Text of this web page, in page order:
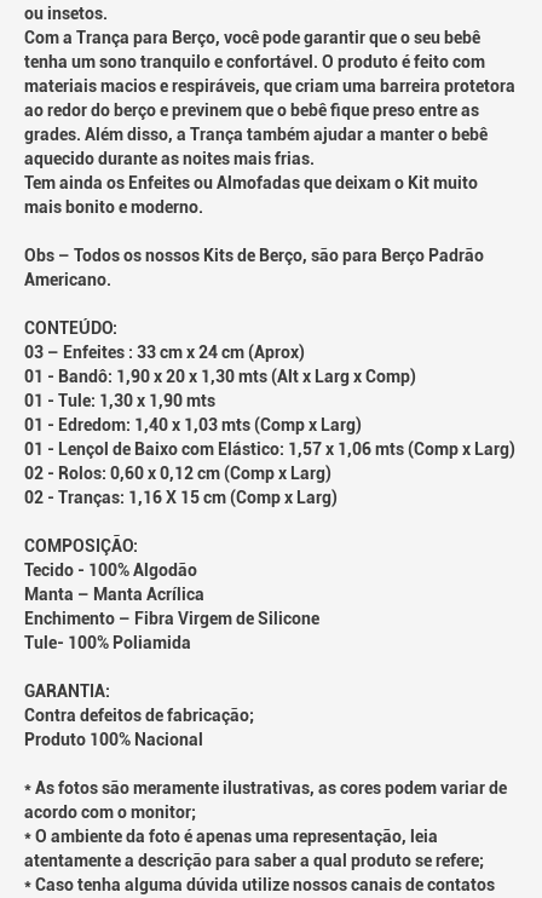
ou insetos.
Com a Trança para Berço, você pode garantir que o seu bebê
tenha um sono tranquilo e confortável. O produto é feito com
materiais macios e respiráveis, que criam uma barreira protetora
ao redor do berço e previnem que o bebê fique preso entre as
grades. Além disso, a Trança também ajudar a manter o bebê
aquecido durante as noites mais frias.
Tem ainda os Enfeites ou Almofadas que deixam o Kit muito
mais bonito e moderno.
Obs – Todos os nossos Kits de Berço, são para Berço Padrão
Americano.
CONTEÚDO:
03 – Enfeites : 33 cm x 24 cm (Aprox)
01 - Bandô: 1,90 x 20 x 1,30 mts (Alt x Larg x Comp)
01 - Tule: 1,30 x 1,90 mts
01 - Edredom: 1,40 x 1,03 mts (Comp x Larg)
01 - Lençol de Baixo com Elástico: 1,57 x 1,06 mts (Comp x Larg)
02 - Rolos: 0,60 x 0,12 cm (Comp x Larg)
02 - Tranças: 1,16 X 15 cm (Comp x Larg)
COMPOSIÇÃO:
Tecido - 100% Algodão
Manta – Manta Acrílica
Enchimento – Fibra Virgem de Silicone
Tule- 100% Poliamida
GARANTIA:
Contra defeitos de fabricação;
Produto 100% Nacional
* As fotos são meramente ilustrativas, as cores podem variar de
acordo com o monitor;
* O ambiente da foto é apenas uma representação, leia
atentamente a descrição para saber a qual produto se refere;
* Caso tenha alguma dúvida utilize nossos canais de contatos